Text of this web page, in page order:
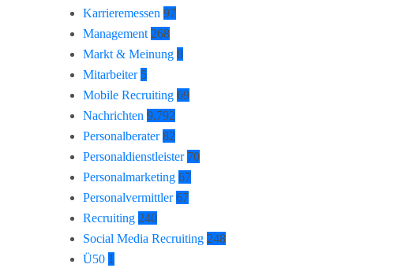
Karrieremessen 97
Management 268
Markt & Meinung 8
Mitarbeiter 5
Mobile Recruiting 69
Nachrichten 9.792
Personalberater 82
Personaldienstleister 70
Personalmarketing 67
Personalvermittler 67
Recruiting 240
Social Media Recruiting 248
Ü50 1